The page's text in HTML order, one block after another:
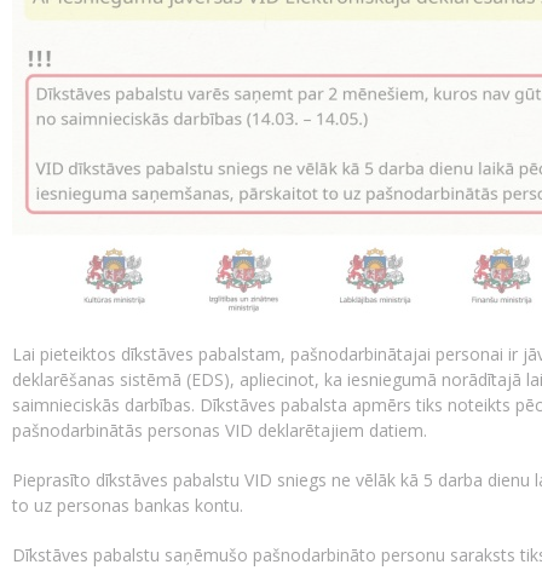
Lai pieteiktos dīkstāves pabalstam, pašnodarbinātajai personai ir
deklarēšanas sistēmā (EDS), apliecinot, ka iesniegumā norādītajā
saimnieciskās darbības. Dīkstāves pabalsta apmērs tiks noteikts
pašnodarbinātās personas VID deklarētajiem datiem.
Pieprasīto dīkstāves pabalstu VID sniegs ne vēlāk kā 5 darba
to uz personas bankas kontu.
Dīkstāves pabalstu saņēmušo pašnodarbināto personu saraksts